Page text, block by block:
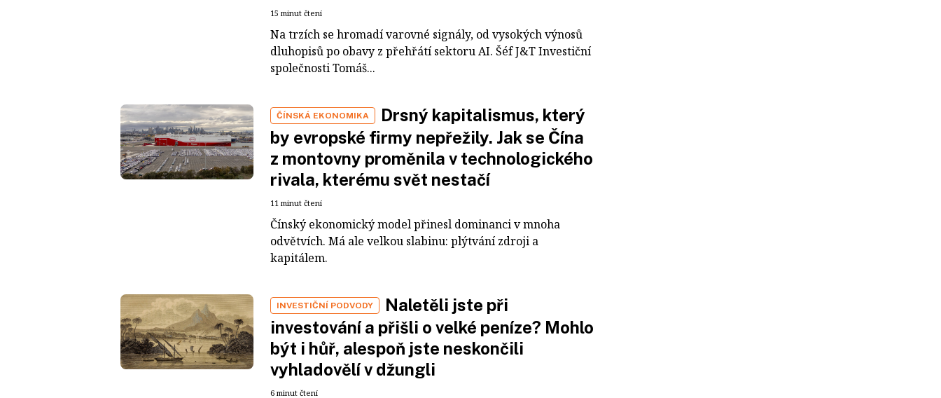
15 minut čtení
Na trzích se hromadí varovné signály, od vysokých výnosů
dluhopisů po obavy z přehřátí sektoru AI. Šéf J&T Investiční
společnosti Tomáš...
ČÍNSKÁ EKONOMIKA
Drsný kapitalismus, který
by evropské firmy nepřežily. Jak se Čína
z montovny proměnila v technologického
rivala, kterému svět nestačí
11 minut čtení
Čínský ekonomický model přinesl dominanci v mnoha
odvětvích. Má ale velkou slabinu: plýtvání zdroji a
kapitálem.
INVESTIČNÍ PODVODY
Naletěli jste při
investování a přišli o velké peníze? Mohlo
být i hůř, alespoň jste neskončili
vyhladovělí v džungli
6 minut čtení